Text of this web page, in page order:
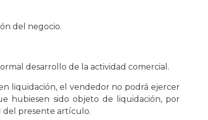
del negocio.
desarrollo de la actividad comercial.
liquidación, el vendedor no podrá ejercer
hubiesen sido objeto de liquidación, por
del presente artículo.